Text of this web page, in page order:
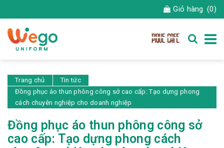
Giỏ hàng (0)
Trang chủ
Tin tức
Đồng phục áo thun phông công sở cao cấp: Tạo dựng phong
cách chuyên nghiệp cho doanh nghiệp
Đồng phục áo thun phông công sở
cao cấp: Tạo dựng phong cách